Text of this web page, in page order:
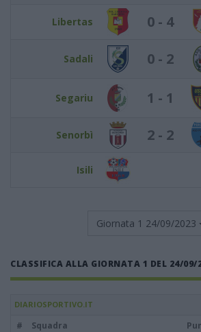
Libertas 0 - 4
Sadali 0 - 2
Segariu 1 - 1
Senorbì 2 - 2
Isili
Giornata 1 24/09/2023
CLASSIFICA ALLA GIORNATA 1 DEL 24/09/
DIARIOSPORTIVO.IT
#
Squadra